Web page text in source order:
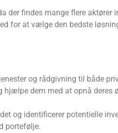
der findes mange flere
for at vælge den bedste
og rådgivning til både
hjælpe dem med at opnå deres
og identificerer potentielle
portefølje.